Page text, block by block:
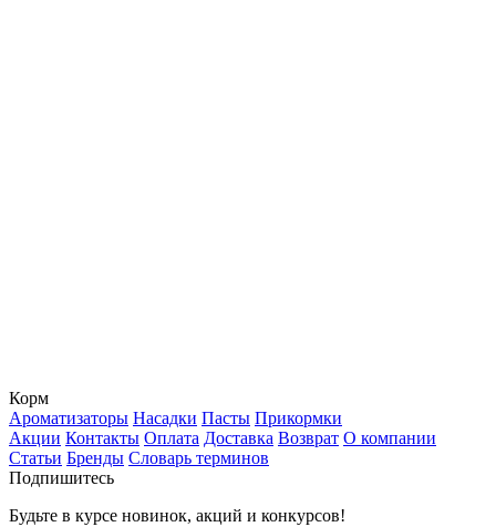
Корм
Ароматизаторы Насадки Пасты Прикормки
Акции Контакты Оплата Доставка Возврат О компании
Статьи Бренды Словарь терминов
Подпишитесь
Будьте в курсе новинок, акций и конкурсов!